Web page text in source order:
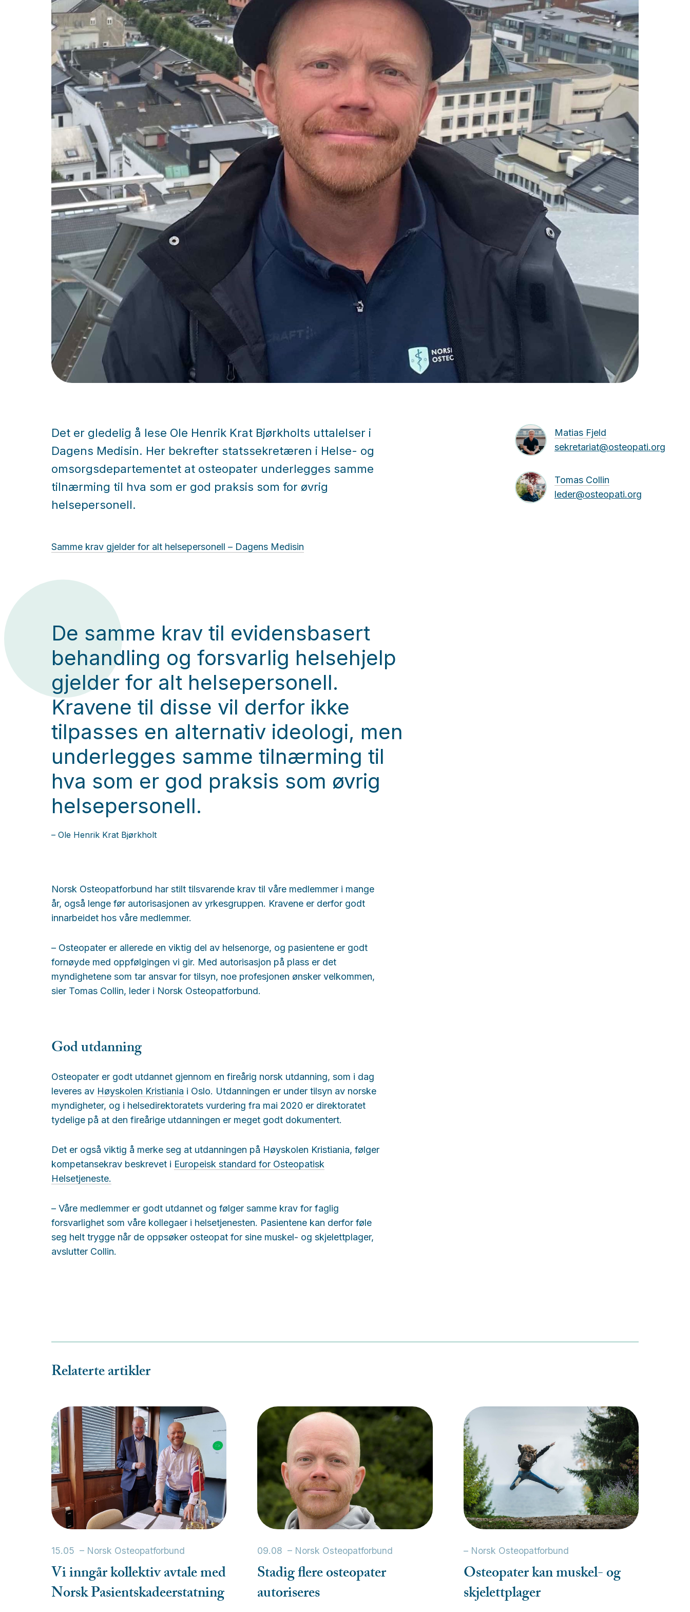
Det er gledelig å lese Ole Henrik Krat Bjørkholts uttalelser i
Dagens Medisin. Her bekrefter statssekretæren i Helse- og
omsorgsdepartementet at osteopater underlegges samme
tilnærming til hva som er god praksis som for øvrig
helsepersonell.
Samme krav gjelder for alt helsepersonell – Dagens Medisin
Matias Fjeld
sekretariat@osteopati.org
Tomas Collin
leder@osteopati.org
De samme krav til evidensbasert
behandling og forsvarlig helsehjelp
gjelder for alt helsepersonell.
Kravene til disse vil derfor ikke
tilpasses en alternativ ideologi, men
underlegges samme tilnærming til
hva som er god praksis som øvrig
helsepersonell.
– Ole Henrik Krat Bjørkholt
Norsk Osteopatforbund har stilt tilsvarende krav til våre medlemmer i mange
år, også lenge før autorisasjonen av yrkesgruppen. Kravene er derfor godt
innarbeidet hos våre medlemmer.
– Osteopater er allerede en viktig del av helsenorge, og pasientene er godt
fornøyde med oppfølgingen vi gir. Med autorisasjon på plass er det
myndighetene som tar ansvar for tilsyn, noe profesjonen ønsker velkommen,
sier Tomas Collin, leder i Norsk Osteopatforbund.
God utdanning
Osteopater er godt utdannet gjennom en fireårig norsk utdanning, som i dag
leveres av Høyskolen Kristiania i Oslo. Utdanningen er under tilsyn av norske
myndigheter, og i helsedirektoratets vurdering fra mai 2020 er direktoratet
tydelige på at den fireårige utdanningen er meget godt dokumentert.
Det er også viktig å merke seg at utdanningen på Høyskolen Kristiania, følger
kompetansekrav beskrevet i Europeisk standard for Osteopatisk
Helsetjeneste.
– Våre medlemmer er godt utdannet og følger samme krav for faglig
forsvarlighet som våre kollegaer i helsetjenesten. Pasientene kan derfor føle
seg helt trygge når de oppsøker osteopat for sine muskel- og skjelettplager,
avslutter Collin.
Relaterte artikler
15.05 – Norsk Osteopatforbund
Viinngårkollektivavtalemed
NorskPasientskadeerstatning
09.08 – Norsk Osteopatforbund
Stadigflereosteopater
autoriseres
– Norsk Osteopatforbund
Osteopaterkanmuskel-og
skjelettplager